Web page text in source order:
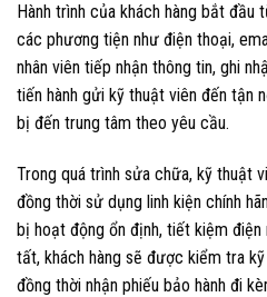
Hành trình của khách hàng bắt đầu
các phương tiện như điện thoại,
nhân viên tiếp nhận thông tin, ghi
tiến hành gửi kỹ thuật viên đến tận
bị đến trung tâm theo yêu cầu.
Trong quá trình sửa chữa, kỹ thuật
đồng thời sử dụng linh kiện chính
bị hoạt động ổn định, tiết kiệm điện
tất, khách hàng sẽ được kiểm tra
đồng thời nhận phiếu bảo hành đi